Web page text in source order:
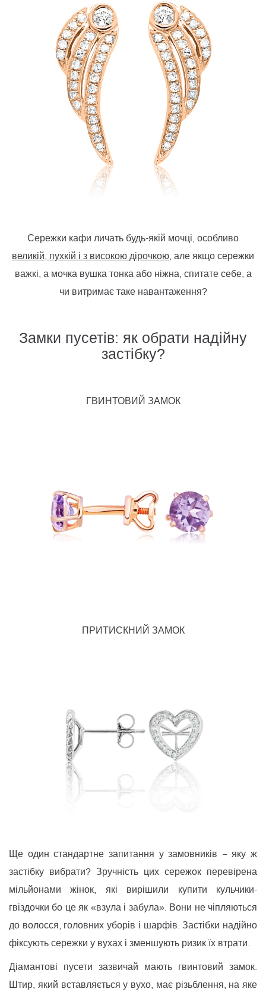
Сережки кафи личать будь-якій мочці, особливо
великій, пухкій і з високою дірочкою, але якщо сережки
важкі, а мочка вушка тонка або ніжна, спитате себе, а
чи витримає таке навантаження?
Замки пусетів: як обрати надійну
застібку?
ГВИНТОВИЙ ЗАМОК
ПРИТИСКНИЙ ЗАМОК
Ще один стандартне запитання у замовників − яку ж
застібку вибрати? Зручність цих сережок перевірена
мільйонами жінок, які вирішили купити кульчики-
гвіздочки бо це як «взула і забула». Вони не чіпляються
до волосся, головних уборів і шарфів. Застібки надійно
фіксують сережки у вухах і зменшують ризик їх втрати.
Діамантові пусети зазвичай мають гвинтовий замок.
Штир, який вставляється у вухо, має різьблення, на яке